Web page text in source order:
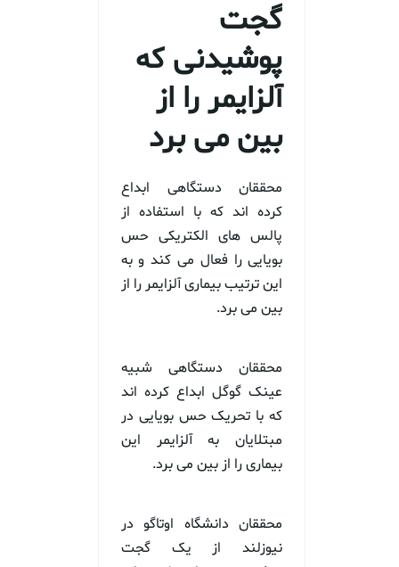
گجت
پوشیدنی که
آلزایمر را از
بین می برد
محققان دستگاهی ابداع
کرده اند که با استفاده از
پالس های الکتریکی حس
بویایی را فعال می کند و به
این ترتیب بیماری آلزایمر را از
بین می برد.
محققان دستگاهی شبیه
عینک گوگل ابداع کرده اند
که با تحریک حس بویایی در
مبتلایان به آلزایمر این
بیماری را از بین می برد.
محققان دانشگاه اوتاگو در
نیوزلند از یک گجت